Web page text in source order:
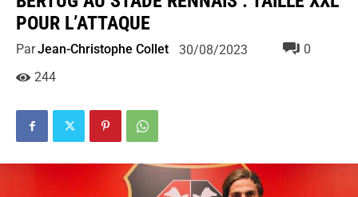
POUR L’ATTAQUE
ParJean-Christophe Collet 30/08/2023
0
244